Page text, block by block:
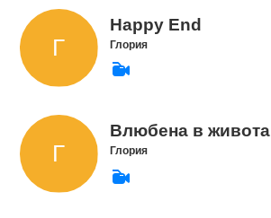
Happy End
Глория
Влюбена в живота
Глория